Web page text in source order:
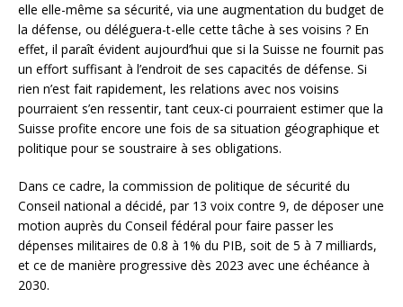
elle elle-même sa sécurité, via une augmentation du budget de
la défense, ou déléguera-t-elle cette tâche à ses voisins ? En
effet, il paraît évident aujourd’hui que si la Suisse ne fournit pas
un effort suffisant à l’endroit de ses capacités de défense. Si
rien n’est fait rapidement, les relations avec nos voisins
pourraient s’en ressentir, tant ceux-ci pourraient estimer que la
Suisse profite encore une fois de sa situation géographique et
politique pour se soustraire à ses obligations.
Dans ce cadre, la commission de politique de sécurité du
Conseil national a décidé, par 13 voix contre 9, de déposer une
motion auprès du Conseil fédéral pour faire passer les
dépenses militaires de 0.8 à 1% du PIB, soit de 5 à 7 milliards,
et ce de manière progressive dès 2023 avec une échéance à
2030.